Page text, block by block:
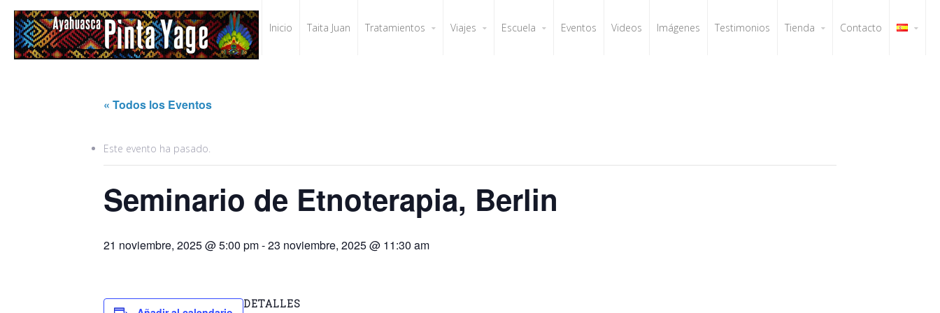
Inicio Taita Juan Tratamientos Viajes Escuela Eventos Videos Imágenes Testimonios Tienda Contacto
« Todos los Eventos
Este evento ha pasado.
Seminario de Etnoterapia, Berlin
21 noviembre, 2025 @ 5:00 pm-23 noviembre, 2025 @ 11:30 am
DETALLES